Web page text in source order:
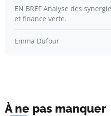
EN BREF Analyse des
et finance verte.
Emma Dufour
À ne pas manquer